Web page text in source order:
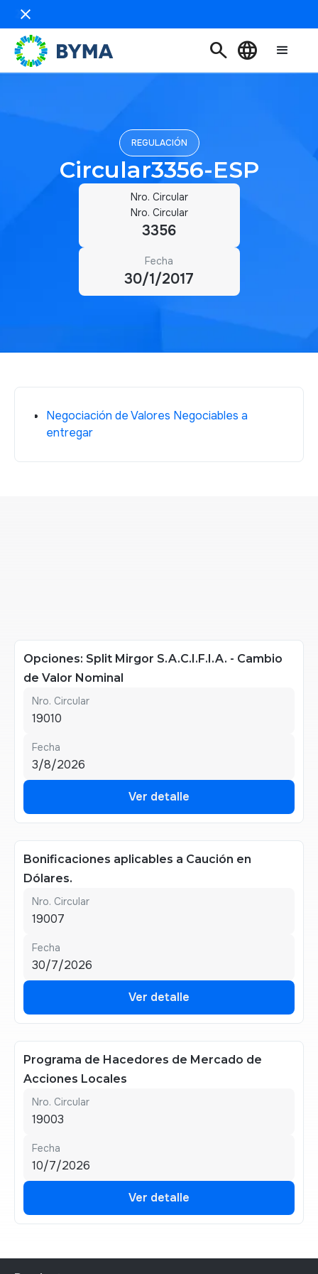
search language
REGULACIÓN
Circular3356-ESP
Nro. Circular
Nro. Circular
3356
Fecha
30/1/2017
Negociación de Valores Negociables a
entregar
Opciones: Split Mirgor S.A.C.I.F.I.A. - Cambio
de Valor Nominal
Nro. Circular
19010
Fecha
3/8/2026
Ver detalle
Bonificaciones aplicables a Caución en
Dólares.
Nro. Circular
19007
Fecha
30/7/2026
Ver detalle
Programa de Hacedores de Mercado de
Acciones Locales
Nro. Circular
19003
Fecha
10/7/2026
Ver detalle